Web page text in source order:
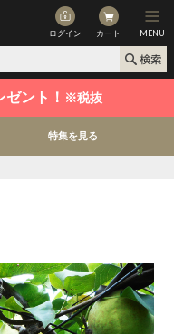
ログイン カート MENU
ント！ ※税抜
特集を見る